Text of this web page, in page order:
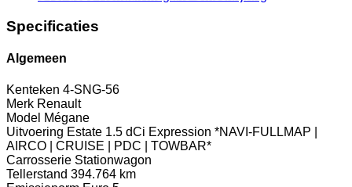
Specificaties
Algemeen
Kenteken 4-SNG-56
Merk Renault
Model Mégane
Uitvoering Estate 1.5 dCi Expression *NAVI-FULLMAP |
AIRCO | CRUISE | PDC | TOWBAR*
Carrosserie Stationwagon
Tellerstand 394.764 km